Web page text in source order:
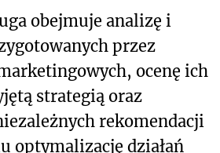
obejmuje analizę i
przez
ocenę ich
strategią oraz
rekomendacji
optymalizację działań